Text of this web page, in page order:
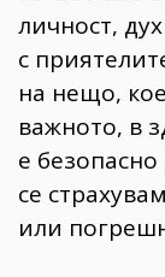
личност,
с
на нещо,
важното, в
е
се
или